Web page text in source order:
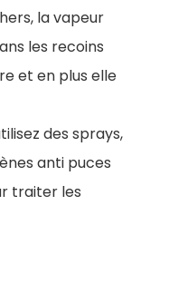
la vapeur
les recoins
et en plus elle
des sprays,
anti puces
traiter les